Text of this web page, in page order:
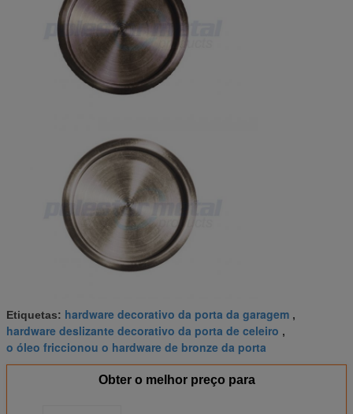
Etiquetas: hardware decorativo da porta da garagem ,
hardware deslizante decorativo da porta de celeiro ,
o óleo friccionou o hardware de bronze da porta
Obter o melhor preço para